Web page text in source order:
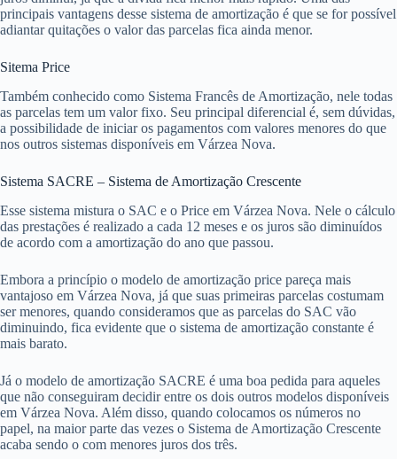
principais vantagens desse sistema de amortização é que se for possível
adiantar quitações o valor das parcelas fica ainda menor.
Sitema Price
Também conhecido como Sistema Francês de Amortização, nele todas
as parcelas tem um valor fixo. Seu principal diferencial é, sem dúvidas,
a possibilidade de iniciar os pagamentos com valores menores do que
nos outros sistemas disponíveis em Várzea Nova.
Sistema SACRE – Sistema de Amortização Crescente
Esse sistema mistura o SAC e o Price em Várzea Nova. Nele o cálculo
das prestações é realizado a cada 12 meses e os juros são diminuídos
de acordo com a amortização do ano que passou.
Embora a princípio o modelo de amortização price pareça mais
vantajoso em Várzea Nova, já que suas primeiras parcelas costumam
ser menores, quando consideramos que as parcelas do SAC vão
diminuindo, fica evidente que o sistema de amortização constante é
mais barato.
Já o modelo de amortização SACRE é uma boa pedida para aqueles
que não conseguiram decidir entre os dois outros modelos disponíveis
em Várzea Nova. Além disso, quando colocamos os números no
papel, na maior parte das vezes o Sistema de Amortização Crescente
acaba sendo o com menores juros dos três.